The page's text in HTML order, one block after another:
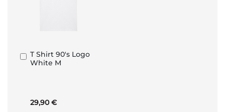
T Shirt 90's Logo
White M
29,90 €
Aggiungi
al